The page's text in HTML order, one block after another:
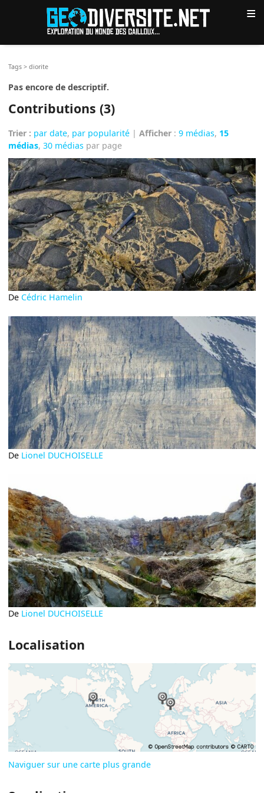
≡
Tags >diorite
Pas encore de descriptif.
Contributions (3)
Trier : par date, par popularité |Afficher :9 médias, 15
médias,30 médias par page
De Cédric Hamelin
De Lionel DUCHOISELLE
De Lionel DUCHOISELLE
Localisation
Naviguer sur une carte plus grande